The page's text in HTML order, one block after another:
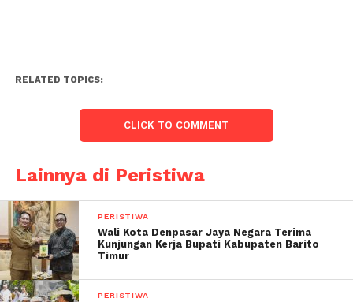
RELATED TOPICS:
CLICK TO COMMENT
Lainnya di Peristiwa
PERISTIWA
Wali Kota Denpasar Jaya Negara Terima
Kunjungan Kerja Bupati Kabupaten Barito
Timur
PERISTIWA